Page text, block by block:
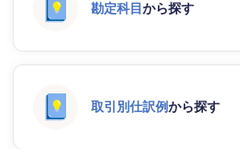
勘定科目 から探す
取引別仕訳例から探す